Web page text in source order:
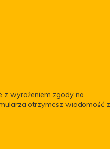
z wyrażeniem zgody na
otrzymasz wiadomość z